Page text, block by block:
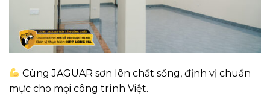
Cùng JAGUAR sơn lên chất sống, định vị chuẩn
mực cho mọi công trình Việt.